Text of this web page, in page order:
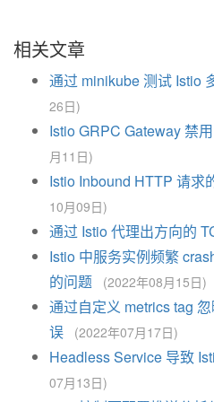
相关文章
通过 minikube 测试 Istio
26日)
Istio GRPC Gateway 禁
月11日)
Istio Inbound HTTP 请求
10月09日)
通过 Istio 代理出方向的
Istio 中服务实例频繁
的问题
(2022年08月15日)
通过自定义 metrics tag
误
(2022年07月17日)
Headless Service 导致
07月13日)